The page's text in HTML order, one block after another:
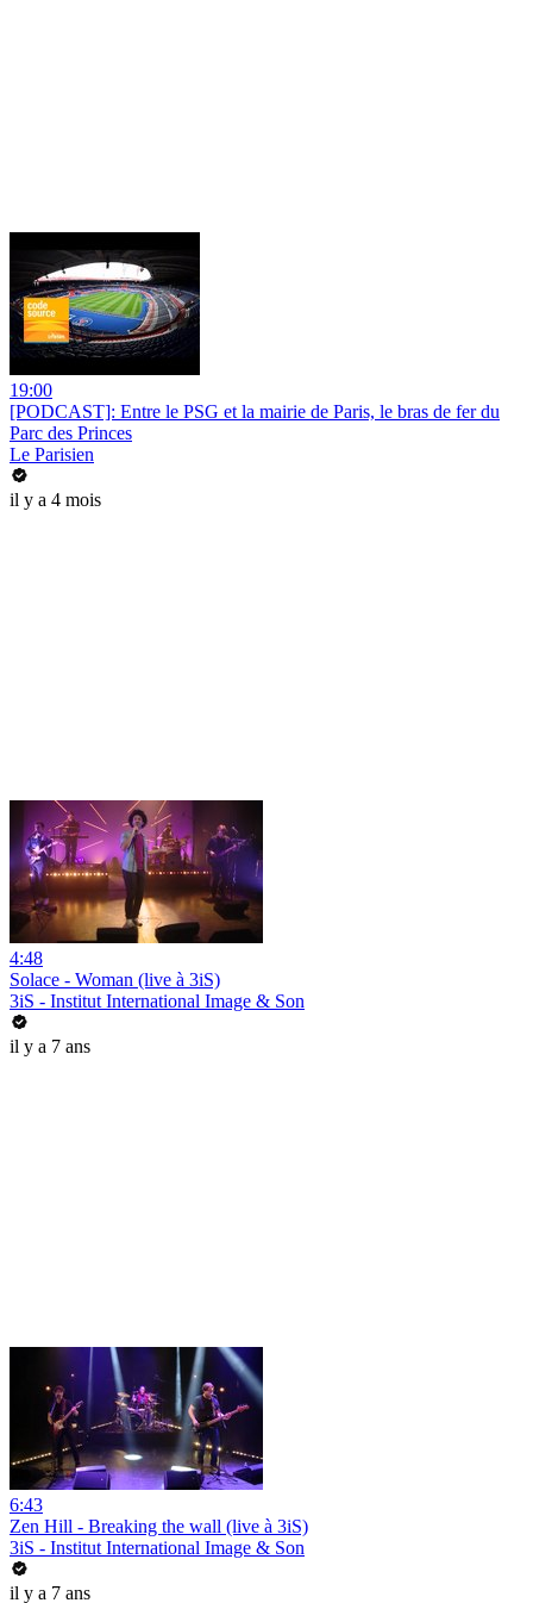
19:00
[PODCAST]: Entre le PSG et la mairie de Paris, le bras de fer du
Parc des Princes
Le Parisien
il y a 4 mois
4:48
Solace - Woman (live à 3iS)
3iS - Institut International Image & Son
il y a 7 ans
6:43
Zen Hill - Breaking the wall (live à 3iS)
3iS - Institut International Image & Son
il y a 7 ans